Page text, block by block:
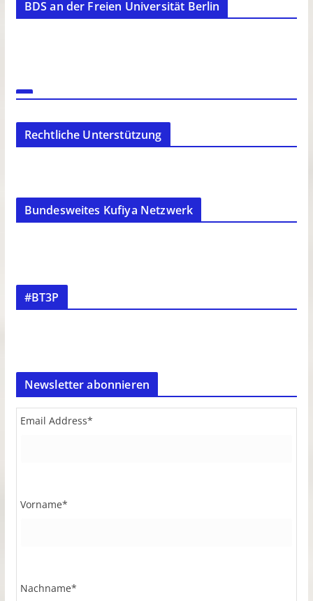
BDS an der Freien Universität Berlin
Rechtliche Unterstützung
Bundesweites Kufiya Netzwerk
#BT3P
Newsletter abonnieren
Email Address*
Vorname*
Nachname*